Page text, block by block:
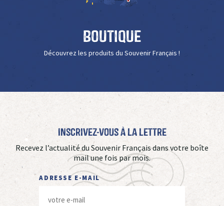
Boutique
Découvrez les produits du Souvenir Français !
Inscrivez-vous à La Lettre
Recevez l’actualité du Souvenir Français dans votre boîte
mail une fois par mois.
ADRESSE E-MAIL